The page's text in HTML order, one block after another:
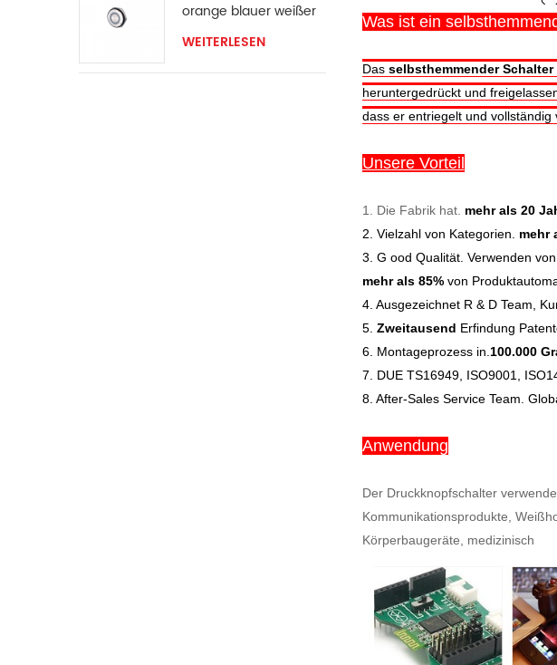
Was ist ein
Dasselbsthemmender Schalter
heruntergedrückt und
dass er entriegelt und vollständig
Unsere Vorteil
1. Die Fabrik hat. mehr als 20
2. Vielzahl von Kategorien. mehr
3. G ood Qualität. Verwenden
mehr als 85% von
4. Ausgezeichnet R & D Team,
5. Zweitausend Erfindung
6. Montageprozess in. 100.000
7. DUE TS16949, ISO9001,
8. After-Sales Service Team.
Anwendung
Der Druckknopfschalter
Kommunikationsprodukte,
Körperbaugeräte, medizinisch
orange blauer weißer
LED-Ring Momentan-
WEITERLESEN